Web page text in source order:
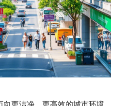
更洁净、更高效的城市环境